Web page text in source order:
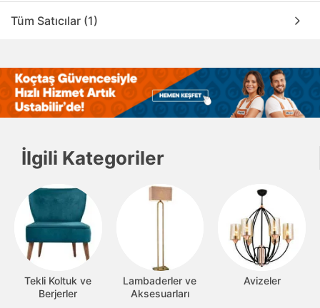
Tüm Satıcılar (1)
İlgili Kategoriler
Tekli Koltuk ve
Berjerler
Lambaderler ve
Aksesuarları
Avizeler